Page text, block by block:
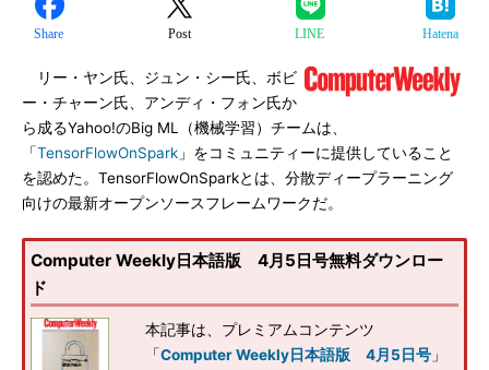
Share Post LINE Hatena
リー・ヤン氏、ジュン・シー氏、ボビ
ー・チャーン氏、アンディ・フォン氏か
ら成るYahoo!のBig ML（機械学習）チームは、
「TensorFlowOnSpark 」をコミュニティーに提供していること
を認めた。TensorFlowOnSparkとは、分散ディープラーニング
向けの最新オープンソースフレームワークだ。
Computer Weekly日本語版 4月5日号無料ダウンロー
ド
本記事は、プレミアムコンテンツ
「Computer Weekly日本語版 4月5日号 」